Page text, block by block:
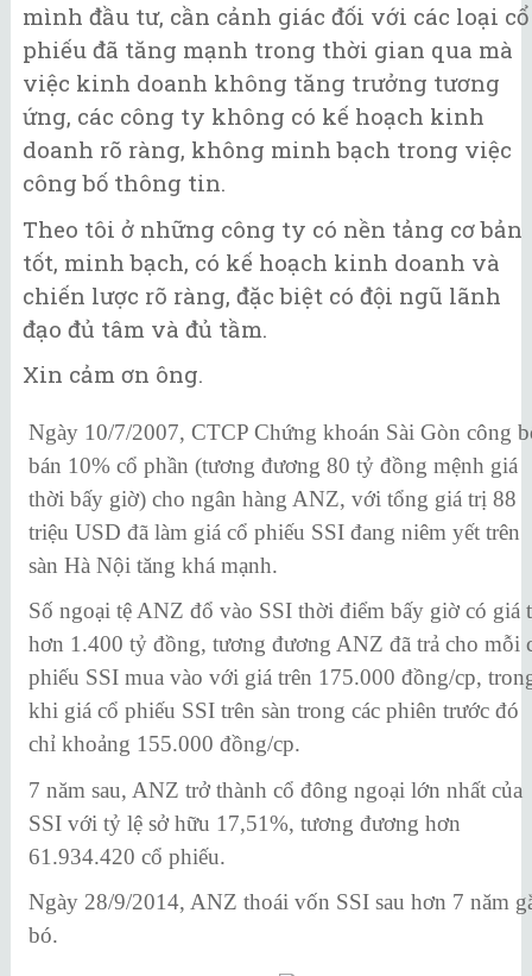
mình đầu tư, cần cảnh giác đối với các loại cổ
phiếu đã tăng mạnh trong thời gian qua mà
việc kinh doanh không tăng trưởng tương
ứng, các công ty không có kế hoạch kinh
doanh rõ ràng, không minh bạch trong việc
công bố thông tin.
Theo tôi ở những công ty có nền tảng cơ bản
tốt, minh bạch, có kế hoạch kinh doanh và
chiến lược rõ ràng, đặc biệt có đội ngũ lãnh
đạo đủ tâm và đủ tầm.
Xin cảm ơn ông.
Ngày 10/7/2007, CTCP Chứng khoán Sài Gòn công
bán 10% cổ phần (tương đương 80 tỷ đồng mệnh giá
thời bấy giờ) cho ngân hàng ANZ, với tổng giá trị 88
triệu USD đã làm giá cổ phiếu SSI đang niêm yết trên
sàn Hà Nội tăng khá mạnh.
Số ngoại tệ ANZ đổ vào SSI thời điểm bấy giờ có giá
hơn 1.400 tỷ đồng, tương đương ANZ đã trả cho mỗi
phiếu SSI mua vào với giá trên 175.000 đồng/cp,
khi giá cổ phiếu SSI trên sàn trong các phiên trước đó
chỉ khoảng 155.000 đồng/cp.
7 năm sau, ANZ trở thành cổ đông ngoại lớn nhất của
SSI với tỷ lệ sở hữu 17,51%, tương đương hơn
61.934.420 cổ phiếu.
Ngày 28/9/2014, ANZ thoái vốn SSI sau hơn 7 năm
bó.